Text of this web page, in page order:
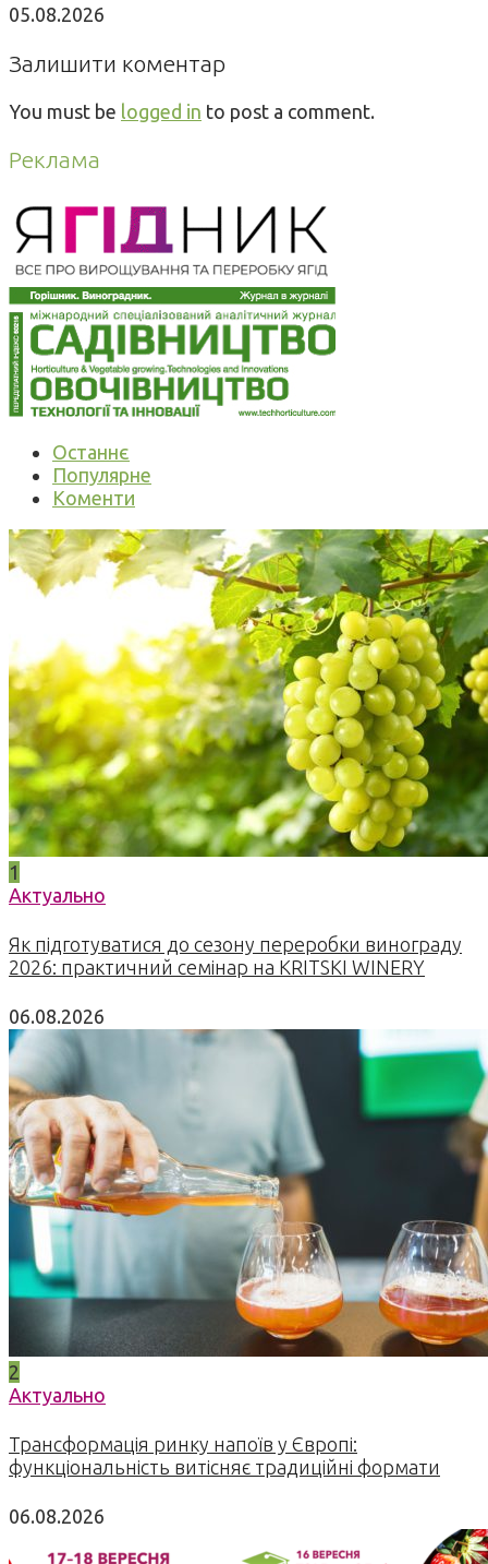
05.08.2026
Залишити коментар
You must be logged in to post a comment.
Реклама
Останнє
Популярне
Коменти
1
Актуально
Як підготуватися до сезону переробки винограду
2026: практичний семінар на KRITSKI WINERY
06.08.2026
2
Актуально
Трансформація ринку напоїв у Європі:
функціональність витісняє традиційні формати
06.08.2026